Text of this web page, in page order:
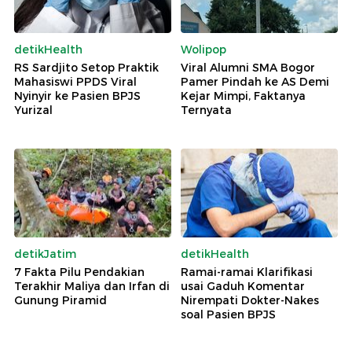
detikHealth
RS Sardjito Setop Praktik
Mahasiswi PPDS Viral
Nyinyir ke Pasien BPJS
Yurizal
Wolipop
Viral Alumni SMA Bogor
Pamer Pindah ke AS Demi
Kejar Mimpi, Faktanya
Ternyata
detikJatim
7 Fakta Pilu Pendakian
Terakhir Maliya dan Irfan di
Gunung Piramid
detikHealth
Ramai-ramai Klarifikasi
usai Gaduh Komentar
Nirempati Dokter-Nakes
soal Pasien BPJS